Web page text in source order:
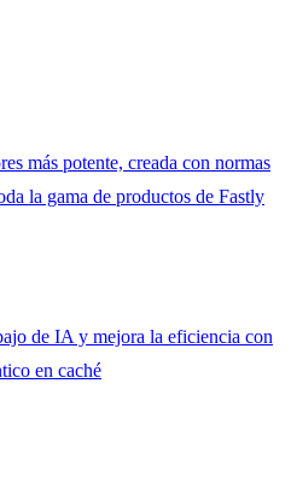
más potente, creada con normas
la gama de productos de Fastly
de IA y mejora la eficiencia con
en caché